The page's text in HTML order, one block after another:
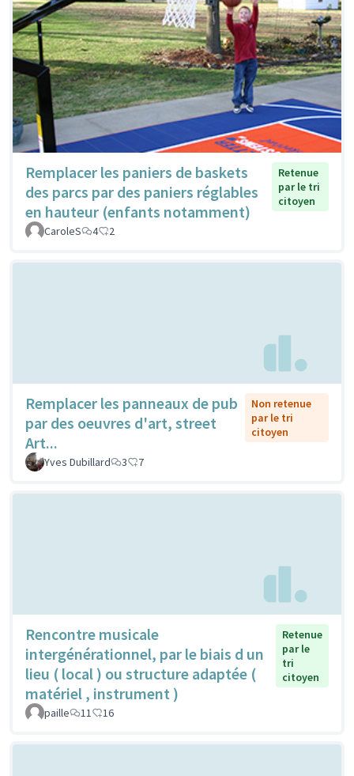
Remplacer les paniers de baskets
des parcs par des paniers réglables
en hauteur (enfants notamment)
Retenue
par le tri
citoyen
CaroleS 4 2
Remplacer les panneaux de pub
par des oeuvres d'art, street
Art...
Non retenue
par le tri
citoyen
Yves Dubillard 3 7
Rencontre musicale
intergénérationnel, par le biais d un
lieu ( local ) ou structure adaptée (
matériel , instrument )
Retenue
par le
tri
citoyen
paille 11 16